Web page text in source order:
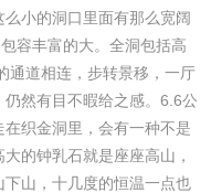
小的洞口里面有那么宽阔
容丰富的大。全洞包括高
通道相连，步转景移，一厅
然有目不暇给之感。6.6公
织金洞里，会有一种不是
的钟乳石就是座座高山，
山，十几度的恒温一点也